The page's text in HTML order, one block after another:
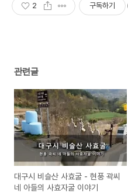
2 구독하기
관련글
대구시 비슬산 사효굴 - 현풍 곽씨
네 아들의 사효자굴 이야기